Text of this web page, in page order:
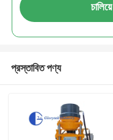
চালিয়ে
প্রস্তাবিত পণ্য